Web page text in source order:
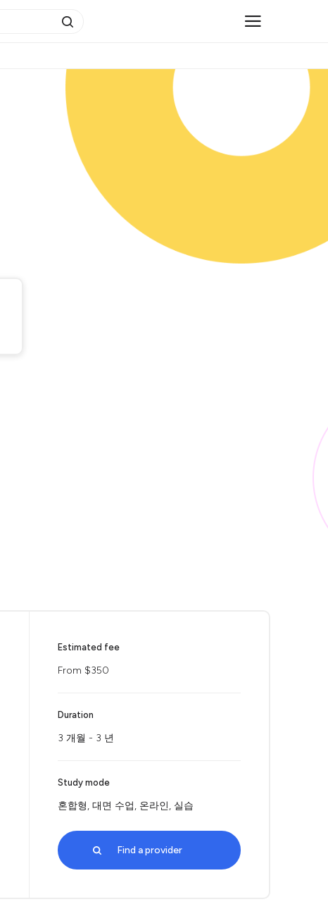
Estimated fee
From $350
Duration
3 개월 - 3 년
Study mode
혼합형, 대면 수업, 온라인, 실습
Find a provider